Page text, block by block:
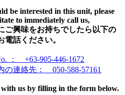
be interested in this unit, please
to immediately call us,
ご興味をお持ちでしたら以下の
電話ください。
： +63-905-446-1672
の連絡先： 050-588-57161
us by filling in the form below.